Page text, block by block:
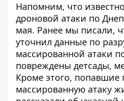
Напомним, что
дроновой атаки по
мая. Ранее мы писали,
уточнил данные по
массированной атаки
повреждены детсады,
Кроме этого, попавшие
массированную атаку